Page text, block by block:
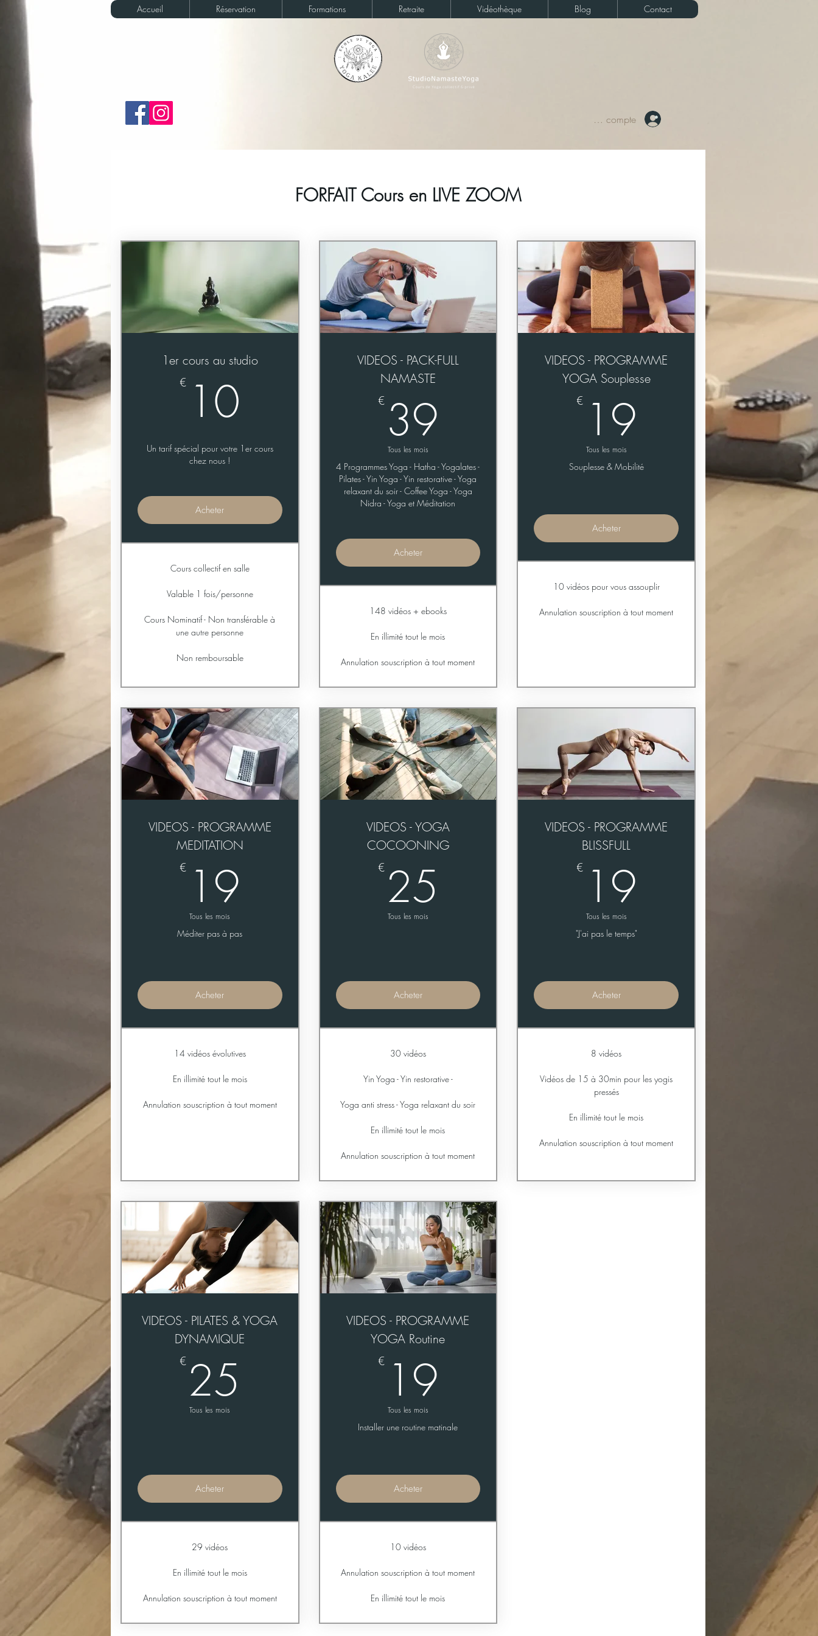
Accueil Réservation Formations Retraite Vidéothèque Blog Contact
Votre compte
FORFAIT Cours en LIVE ZOOM
1er cours au studio
€ 10
Un tarif spécial pour votre 1er cours
chez nous !
Acheter
Cours collectif en salle
Valable 1 fois/personne
Cours Nominatif - Non transférable à
une autre personne
Non remboursable
VIDEOS - PACK-FULL
NAMASTE
€ 39
Tous les mois
4 Programmes Yoga - Hatha - Yogalates -
Pilates - Yin Yoga - Yin restorative - Yoga
relaxant du soir - Coffee Yoga - Yoga
Nidra - Yoga et Méditation
Acheter
148 vidéos + ebooks
En illimité tout le mois
Annulation souscription à tout moment
VIDEOS - PROGRAMME
YOGA Souplesse
€ 19 19€
Tous les mois
Souplesse & Mobilité
Acheter
10 vidéos pour vous assouplir
Annulation souscription à tout moment
VIDEOS - PROGRAMME
MEDITATION
€ 19
Tous les mois
Méditer pas à pas
Acheter
14 vidéos évolutives
En illimité tout le mois
Annulation souscription à tout moment
VIDEOS - YOGA
COCOONING
€ 25
Tous les mois
Acheter
30 vidéos
Yin Yoga - Yin restorative -
Yoga anti stress - Yoga relaxant du soir
En illimité tout le mois
Annulation souscription à tout moment
VIDEOS - PROGRAMME
BLISSFULL
€ 19
Tous les mois
"J'ai pas le temps"
Acheter
8 vidéos
Vidéos de 15 à 30min pour les yogis
pressés
En illimité tout le mois
Annulation souscription à tout moment
VIDEOS - PILATES & YOGA
DYNAMIQUE
€ 25
Tous les mois
Acheter
29 vidéos
En illimité tout le mois
Annulation souscription à tout moment
VIDEOS - PROGRAMME
YOGA Routine
€ 19
Tous les mois
Installer une routine matinale
Acheter
10 vidéos
Annulation souscription à tout moment
En illimité tout le mois